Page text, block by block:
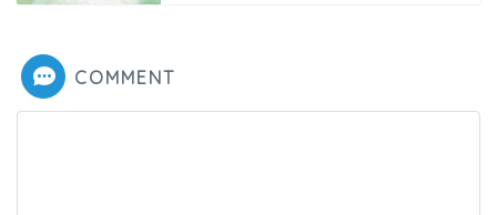
COMMENT